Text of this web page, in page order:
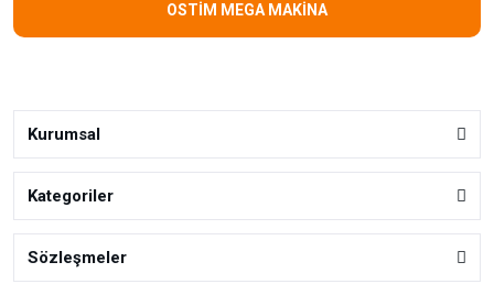
OSTİM MEGA MAKİNA
Kurumsal
Kategoriler
Sözleşmeler